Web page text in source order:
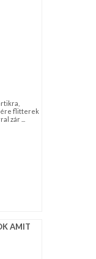
flitterek
zár ...
AMIT